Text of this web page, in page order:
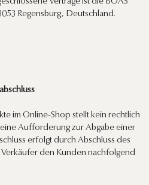
Regensburg, Deutschland.
im Online-Shop stellt kein rechtlich
Aufforderung zur Abgabe einer
erfolgt durch Abschluss des
den Kunden nachfolgend